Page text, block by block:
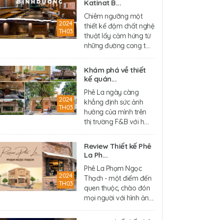
2024
TH03
Katinat B...
Chiêm ngưỡng một
thiết kế đậm chất nghệ
thuật lấy cảm hứng từ
những đường cong t....
2024
TH03
Khám phá về thiết
kế quán...
Phê La ngày càng
khẳng định sức ảnh
hưởng của mình trên
thị trường F&B với h....
2024
TH03
Review Thiết kế Phê
La Ph...
Phê La Phạm Ngọc
Thạch - một điểm đến
quen thuộc, chào đón
mọi người với hình ản....